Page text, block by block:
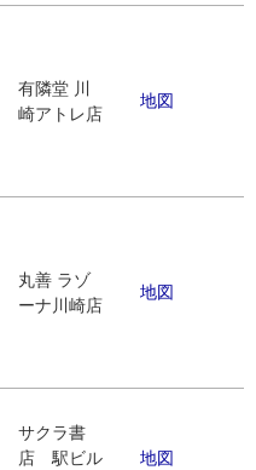
有隣堂 川
崎アトレ店
地図
丸善 ラゾ
ーナ川崎店
地図
サクラ書
店 駅ビル
地図